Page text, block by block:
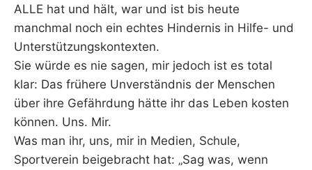
ALLE hat und hält, war und ist bis heute
manchmal noch ein echtes Hindernis in Hilfe- und
Unterstützungskontexten.
Sie würde es nie sagen, mir jedoch ist es total
klar: Das frühere Unverständnis der Menschen
über ihre Gefährdung hätte ihr das Leben kosten
können. Uns. Mir.
Was man ihr, uns, mir in Medien, Schule,
Sportverein beigebracht hat: „Sag was, wenn